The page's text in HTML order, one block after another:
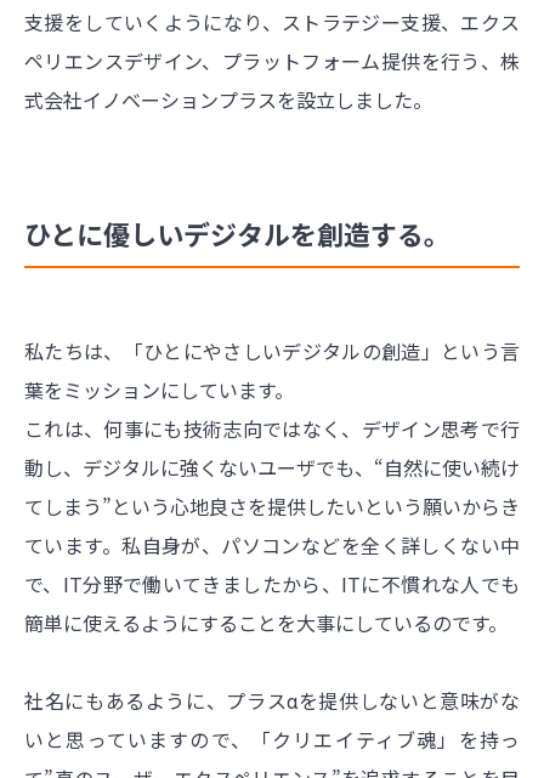
支援をしていくようになり、ストラテジー支援、エクス
ペリエンスデザイン、プラットフォーム提供を行う、株
式会社イノベーションプラスを設立しました。
ひとに優しいデジタルを創造する。
私たちは、「ひとにやさしいデジタルの創造」という言
葉をミッションにしています。
これは、何事にも技術志向ではなく、デザイン思考で行
動し、デジタルに強くないユーザでも、“自然に使い続け
てしまう”という心地良さを提供したいという願いからき
ています。私自身が、パソコンなどを全く詳しくない中
で、IT分野で働いてきましたから、ITに不慣れな人でも
簡単に使えるようにすることを大事にしているのです。
社名にもあるように、プラスαを提供しないと意味がな
いと思っていますので、「クリエイティブ魂」を持っ